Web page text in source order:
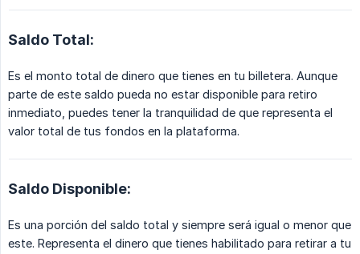
Saldo Total:
Es el monto total de dinero que tienes en tu billetera. Aunque
parte de este saldo pueda no estar disponible para retiro
inmediato, puedes tener la tranquilidad de que representa el
valor total de tus fondos en la plataforma.
Saldo Disponible:
Es una porción del saldo total y siempre será igual o menor que
este. Representa el dinero que tienes habilitado para retirar a tu